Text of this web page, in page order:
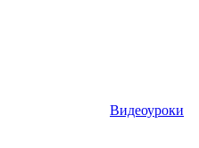
Видеоуроки